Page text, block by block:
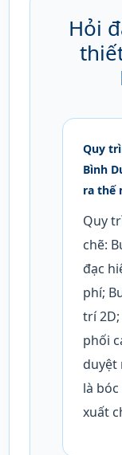
Hỏi
Quy
Bình
ra thế
Quy
chẽ:
đạc
phí;
trí
phối
duyệt
là
xuất